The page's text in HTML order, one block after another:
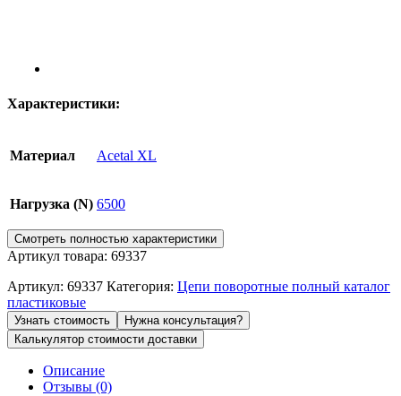
Характеристики:
Материал Acetal XL
Нагрузка (N) 6500
Смотреть полностью характеристики
Артикул товара: 69337
Артикул: 69337 Категория: Цепи поворотные полный каталог
пластиковые
Узнать стоимость
Нужна консультация?
Калькулятор стоимости доставки
Описание
Отзывы (0)